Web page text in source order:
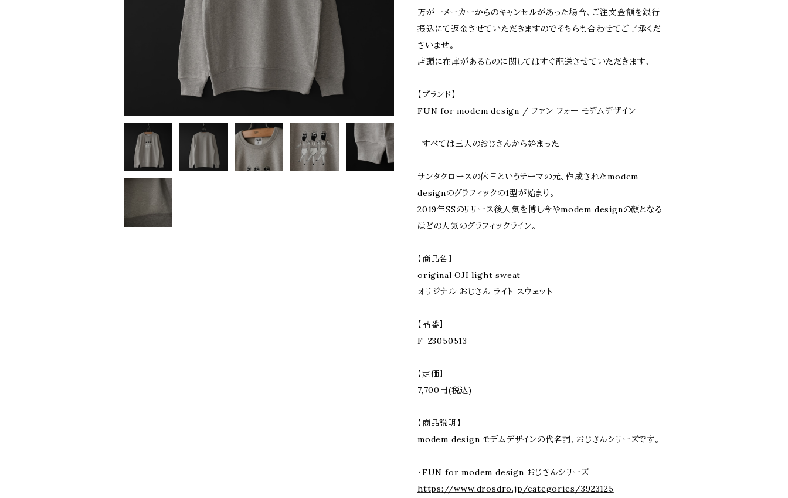
万が一メーカーからのキャンセルがあった場合、ご注文金額を銀行
振込にて返金させていただきますのでそちらも合わせてご了承くだ
さいませ。
店頭に在庫があるものに関してはすぐ配送させていただきます。
【ブランド】
FUN for modem design / ファン フォー モデムデザイン
-すべては三人のおじさんから始まった-
サンタクロースの休日というテーマの元、作成されたmodem
designのグラフィックの1型が始まり。
2019年SSのリリース後人気を博し今やmodem designの顔となる
ほどの人気のグラフィックライン。
【商品名】
original OJI light sweat
オリジナル おじさん ライト スウェット
【品番】
F-23050513
【定価】
7,700円(税込)
【商品説明】
modem design モデムデザインの代名詞、おじさんシリーズです。
・FUN for modem design おじさんシリーズ
https://www.drosdro.jp/categories/3923125